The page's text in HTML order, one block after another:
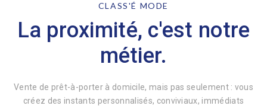
CLASS'É MODE
La proximité, c'est notre
métier.
Vente de prêt-à-porter à domicile, mais pas seulement : vous
créez des instants personnalisés, conviviaux, immédiats